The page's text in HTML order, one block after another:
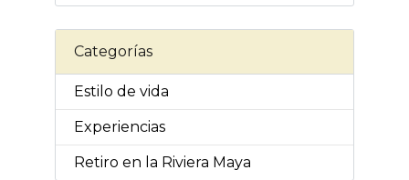
Categorías
Estilo de vida
Experiencias
Retiro en la Riviera Maya